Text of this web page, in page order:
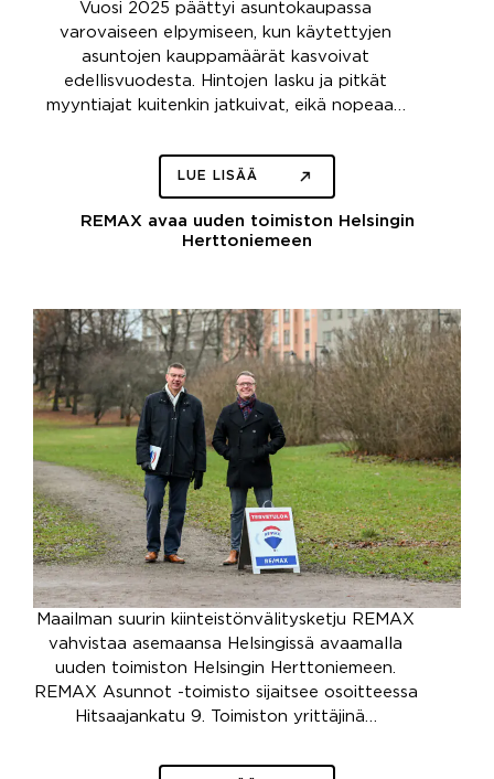
Vuosi 2025 päättyi asuntokaupassa
varovaiseen elpymiseen, kun käytettyjen
asuntojen kauppamäärät kasvoivat
edellisvuodesta. Hintojen lasku ja pitkät
myyntiajat kuitenkin jatkuivat, eikä nopeaa…
LUE LISÄÄ
REMAX avaa uuden toimiston Helsingin
Herttoniemeen
Maailman suurin kiinteistönvälitysketju REMAX
vahvistaa asemaansa Helsingissä avaamalla
uuden toimiston Helsingin Herttoniemeen.
REMAX Asunnot -toimisto sijaitsee osoitteessa
Hitsaajankatu 9. Toimiston yrittäjinä…